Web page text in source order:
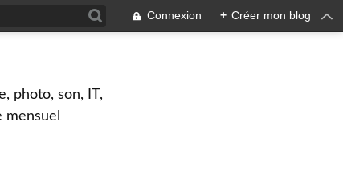
Connexion + Créer mon blog
photo, son, IT,